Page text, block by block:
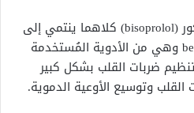
والكونكور (bisoprolol) كلاهما ينتمي إلى
فئة حاصرات البيتا beta blockers وهي من الأدوية المُستخدمة
ضربات القلب بشكل كبير
وتوسيع الأوعية الدموية.